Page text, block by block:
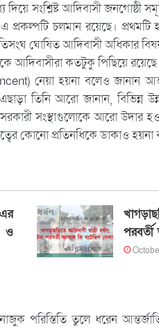
সংশ্লিষ্ট আদিবাসী জনগোষ্ঠী
প্রকল্পটি চলমান রয়েছে।
ঘোষিত আদিবাসী
আদিবাসীরা কতটুকু পিছিয়ে
নেয়া হয়না বলেও জানান
তিনি আরো জানান, বিভিন্ন
সংস্থাগুলোকে আরো উদার
কোনো প্রতিনধিকে ডাকাও হয়না
ও
পরিস্তিতি তুলে ধরেন